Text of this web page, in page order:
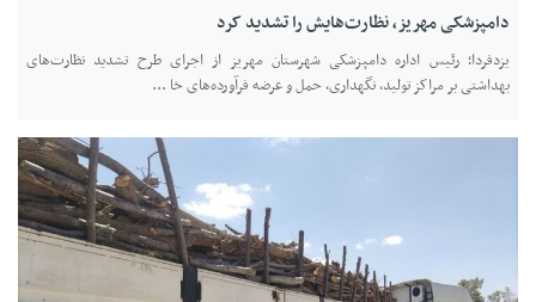
دامپزشکی مهریز، نظارت‌هایش را تشدید کرد
یزدفردا؛ رئیس اداره دامپزشکی شهرستان مهریز از اجرای طرح تشدید نظارت‌های
بهداشتی بر مراکز تولید، نگهداری، حمل و عرضه فرآورده‌های خا ...